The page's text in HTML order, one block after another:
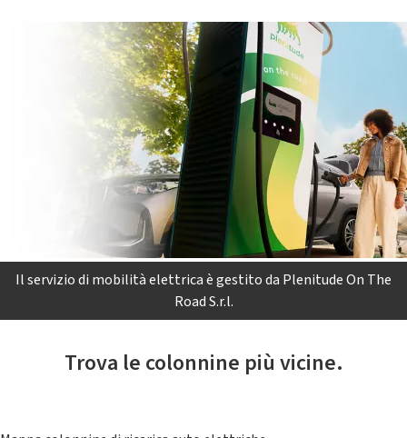
Il servizio di mobilità elettrica è gestito da Plenitude On The
Road S.r.l.
Trova le colonnine più vicine.